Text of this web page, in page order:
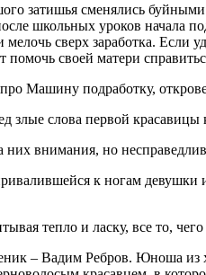
затишья сменялись
школьных уроков начала
сверх заработка. Если
своей матери
Машину подработку,
слова первой красавицы
внимания, но
к ногам
тепло и ласку, все то,
– Вадим Ребров. Юноша